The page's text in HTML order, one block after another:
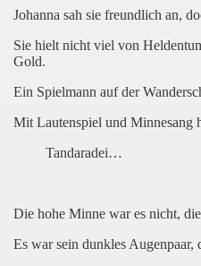
Johanna sah sie freundlich an,
Sie hielt nicht viel von
Gold.
Ein Spielmann auf der
Mit Lautenspiel und Minnesang
Tandaradei…
Die hohe Minne war es nicht,
Es war sein dunkles Augenpaar,